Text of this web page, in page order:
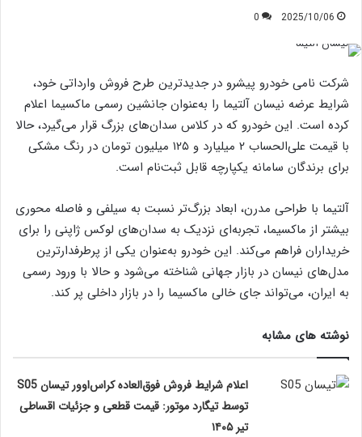
2025/10/06
0
شرکت نامی خودرو پیشرو در جدیدترین طرح فروش وارداتی خود،
شرایط عرضه نیسان آلتیما را به‌عنوان جانشین رسمی ماکسیما اعلام
کرده است. این خودرو که در کلاس سدان‌های بزرگ قرار می‌گیرد، حالا
با قیمت علی‌الحساب ۲ میلیارد و ۱۲۵ میلیون تومان در رنگ مشکی
برای برندگان سامانه یکپارچه قابل ثبت‌نام است.
آلتیما با طراحی مدرن، ابعاد بزرگ‌تر نسبت به سیلفی و فاصله محوری
بیشتر از ماکسیما، تجربه‌ای نزدیک به سدان‌های لوکس ژاپنی را برای
خریداران فراهم می‌کند. این خودرو به‌عنوان یکی از پرطرفدارترین
مدل‌های نیسان در بازار جهانی شناخته می‌شود و حالا با ورود رسمی
به ایران، می‌تواند جای خالی ماکسیما را در بازار داخلی پر کند.
نوشته های مشابه
اعلام شرایط فروش فوق‌العاده کراس‌اوور تیسان S05
توسط تیگارد موتور: قیمت قطعی و جزئیات اقساطی
تیر ۱۴۰۵